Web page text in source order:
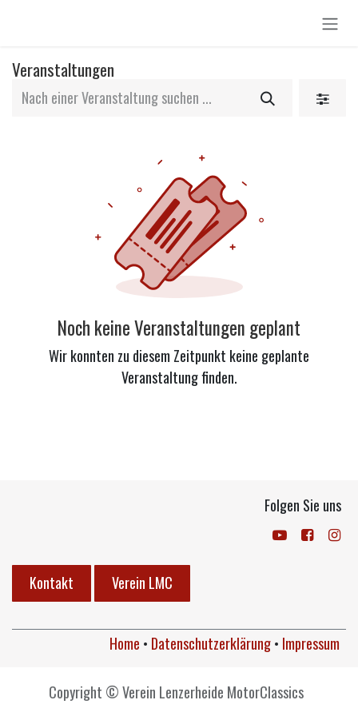
Veranstaltungen
Noch keine Veranstaltungen geplant
Wir konnten zu diesem Zeitpunkt keine geplante
Veranstaltung finden.
Folgen Sie uns
Kontakt Verein LMC
Home • Datenschutzerklärung• Impressum
Copyright © Verein Lenzerheide MotorClassics